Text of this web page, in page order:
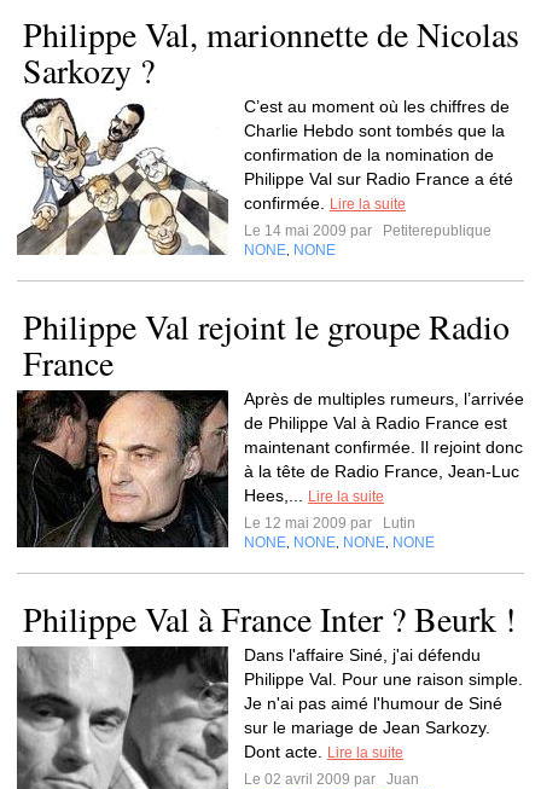
Philippe Val, marionnette de Nicolas
Sarkozy ?
C’est au moment où les chiffres de
Charlie Hebdo sont tombés que la
confirmation de la nomination de
Philippe Val sur Radio France a été
confirmée.
Lire la suite
Le 14 mai 2009 par
Petiterepublique
NONE NONE
Philippe Val rejoint le groupe Radio
France
Après de multiples rumeurs, l’arrivée
de Philippe Val à Radio France est
maintenant confirmée. Il rejoint donc
à la tête de Radio France, Jean-Luc
Hees,...
Lire la suite
Le 12 mai 2009 par
Lutin
NONE NONE NONE NONE
Philippe Val à France Inter ? Beurk !
Dans l'affaire Siné, j'ai défendu
Philippe Val. Pour une raison simple.
Je n'ai pas aimé l'humour de Siné
sur le mariage de Jean Sarkozy.
Dont acte.
Lire la suite
Le 02 avril 2009 par
Juan